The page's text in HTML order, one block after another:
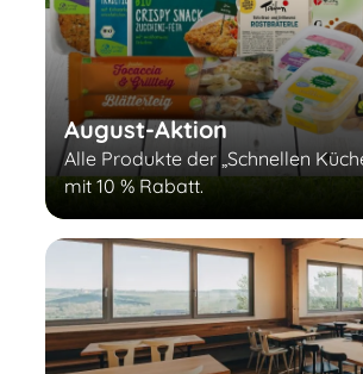
August-Aktion
Alle Produkte der „Schnellen
mit 10 % Rabatt.